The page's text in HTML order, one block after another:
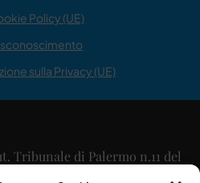
Policy (UE)
sulla Privacy (UE)
Tribunale di Palermo n.11 del
09/2015